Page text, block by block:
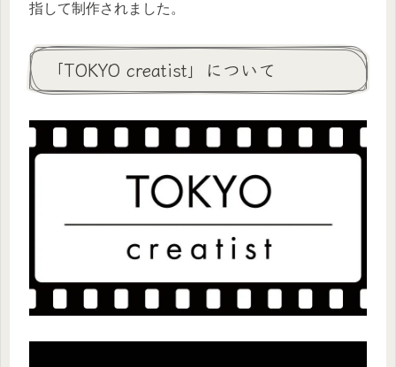
指して制作されました。
「TOKYO creatist」について